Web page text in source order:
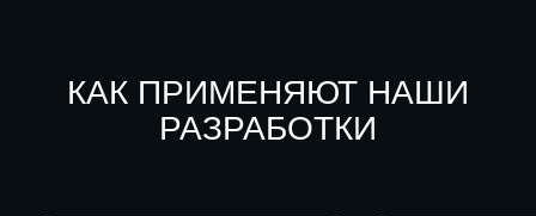
КАК ПРИМЕНЯЮТ НАШИ
РАЗРАБОТКИ